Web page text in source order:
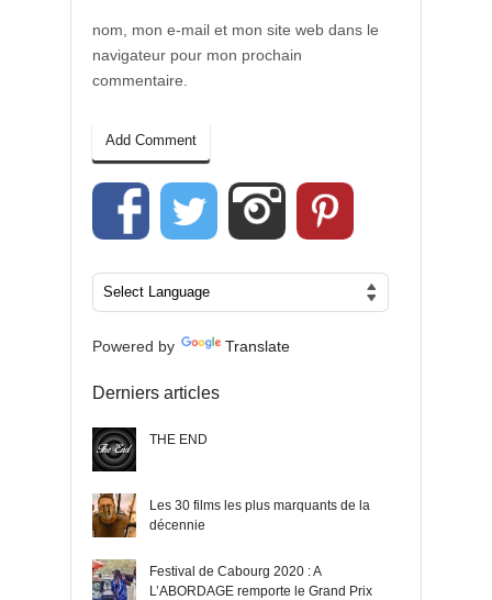
nom, mon e-mail et mon site web dans le
navigateur pour mon prochain
commentaire.
Powered by Translate
Derniers articles
THE END
Les 30 films les plus marquants de la
décennie
Festival de Cabourg 2020 : A
L’ABORDAGE remporte le Grand Prix